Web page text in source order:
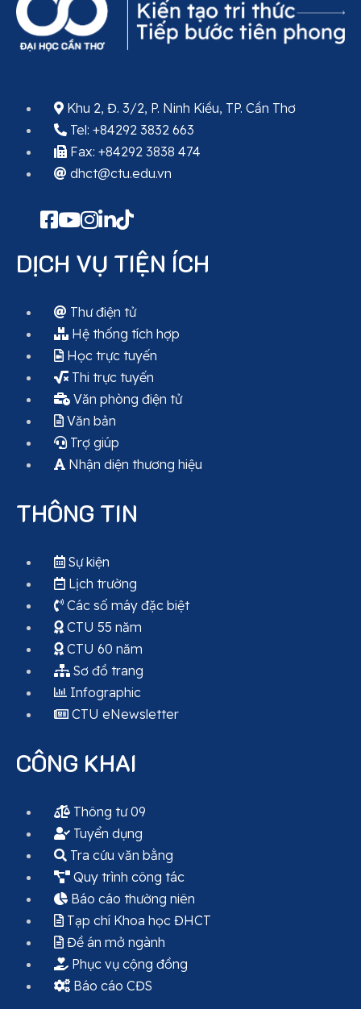
Khu 2, Đ. 3/2, P. Ninh Kiều, TP. Cần Thơ
Tel: +84292 3832 663
Fax: +84292 3838 474
dhct@ctu.edu.vn
DỊCH VỤ TIỆN ÍCH
Thư điện tử
Hệ thống tích hợp
Học trực tuyến
Thi trực tuyến
Văn phòng điện tử
Văn bản
Trợ giúp
Nhận diện thương hiệu
THÔNG TIN
Sự kiện
Lịch trường
Các số máy đặc biệt
CTU 55 năm
CTU 60 năm
Sơ đồ trang
Infographic
CTU eNewsletter
CÔNG KHAI
Thông tư 09
Tuyển dụng
Tra cứu văn bằng
Quy trình công tác
Báo cáo thường niên
Tạp chí Khoa học ĐHCT
Đề án mở ngành
Phục vụ cộng đồng
Báo cáo CĐS